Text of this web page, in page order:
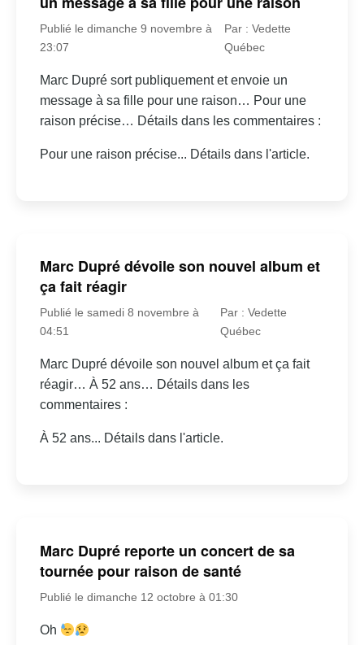
Publié le dimanche 9 novembre à
23:07
Par : Vedette
Québec
Marc Dupré sort publiquement et envoie un
message à sa fille pour une raison… Pour une
raison précise… Détails dans les commentaires :
Pour une raison précise... Détails dans l'article.
Marc Dupré dévoile son nouvel album et
ça fait réagir
Publié le samedi 8 novembre à
04:51
Par : Vedette
Québec
Marc Dupré dévoile son nouvel album et ça fait
réagir… À 52 ans… Détails dans les
commentaires :
À 52 ans... Détails dans l'article.
Marc Dupré reporte un concert de sa
tournée pour raison de santé
Publié le dimanche 12 octobre à 01:30
Oh